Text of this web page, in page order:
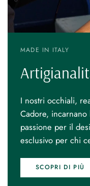
MADE IN ITALY
I nostri occhiali,
Cadore,
passione per il
esclusivo per chi
SCOPRI DI PIÙ